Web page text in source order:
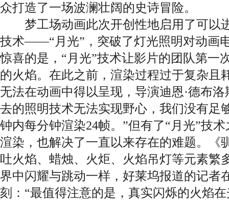
众打造了一场波澜壮阔的史诗冒险。
梦工场动画此次开创性地启用了可以
技术——“月光”，突破了灯光照明对动画
惊喜的是，“月光”技术让影片的团队第一
的火焰。在此之前，渲染过程过于复杂且
无法在动画中得以呈现，导演迪恩·德布
去的照明技术无法实现野心，我们没有足
钟内每分钟渲染24帧。”但有了“月光”技
渲染，也解决了一直以来存在的难题。《
吐火焰、蜡烛、火炬、火焰吊灯等元素繁
界中闪耀与跳动一样，好莱坞报道的记者
刻：“最值得注意的是，真实闪烁的火焰